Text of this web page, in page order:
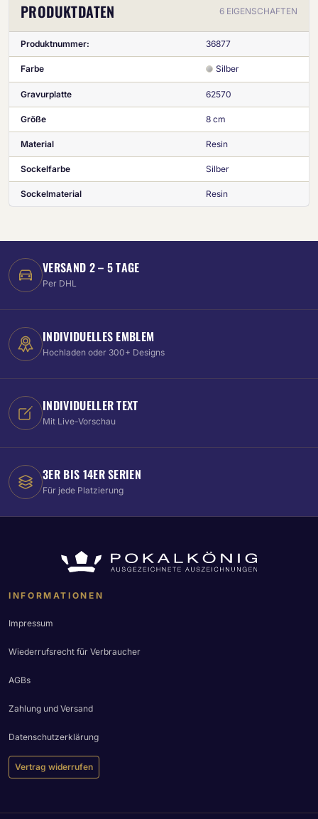
PRODUKTDATEN 6 EIGENSCHAFTEN
Produktnummer: 36877
Farbe Silber
Gravurplatte 62570
Größe 8 cm
Material Resin
Sockelfarbe Silber
Sockelmaterial Resin
VERSAND 2 – 5 TAGE
Per DHL
INDIVIDUELLES EMBLEM
Hochladen oder 300+ Designs
INDIVIDUELLER TEXT
Mit Live-Vorschau
3ER BIS 14ER SERIEN
Für jede Platzierung
INFORMATIONEN
Impressum
Wiederrufsrecht für Verbraucher
AGBs
Zahlung und Versand
Datenschutzerklärung
Vertrag widerrufen